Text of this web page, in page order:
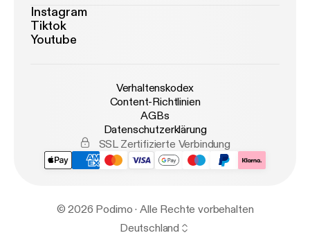
Instagram
Tiktok
Youtube
Verhaltenskodex
Content-Richtlinien
AGBs
Datenschutzerklärung
SSL Zertifizierte Verbindung
© 2026 Podimo · Alle Rechte vorbehalten
Deutschland